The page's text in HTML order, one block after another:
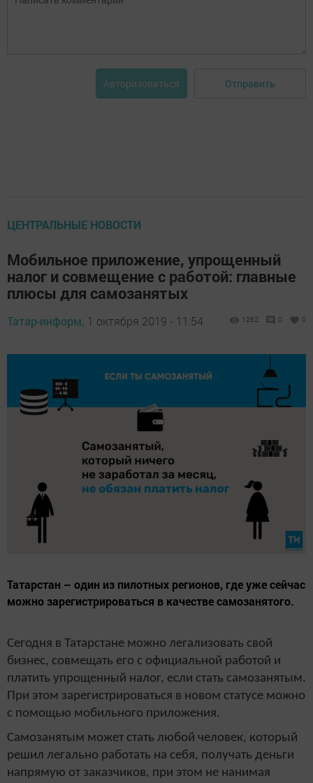
Авторизоваться Отправить
ЦЕНТРАЛЬНЫЕ НОВОСТИ
Мобильное приложение, упрощенный
налог и совмещение с работой: главные
плюсы для самозанятых
Татар-информ, 1 октября 2019 - 11:54 1282 0 0
Татарстан – один из пилотных регионов, где уже сейчас
можно зарегистрироваться в качестве самозанятого.
Сегодня в Татарстане можно легализовать свой
бизнес, совмещать его с официальной работой и
платить упрощенный налог, если стать самозанятым.
При этом зарегистрироваться в новом статусе можно
с помощью мобильного приложения.
Самозанятым может стать любой человек, который
решил легально работать на себя, получать деньги
напрямую от заказчиков, при этом не нанимая